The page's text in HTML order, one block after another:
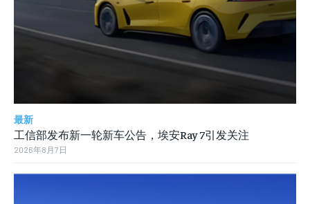
最新
工信部发布新一轮新车公告，埃安Ray 7引发关注
2026年8月7日